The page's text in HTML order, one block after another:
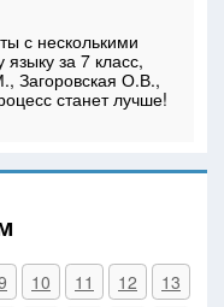
с несколькими
за 7 класс,
Загоровская О.В.,
станет лучше!
10 11 12
13